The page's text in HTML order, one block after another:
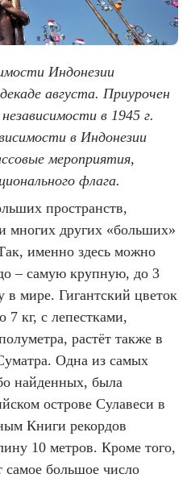
Индонезии
августа. Приурочен
в 1945 г.
в Индонезии
мероприятия,
флага.
пространств,
многих других «больших»
именно здесь можно
– самую крупную, до 3
в мире. Гигантский цветок
кг, с лепестками,
растёт также в
Одна из самых
найденных, была
острове Сулавеси в
Книги рекордов
10 метров. Кроме того,
самое большое число